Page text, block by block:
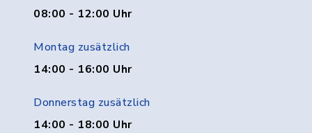
08:00 - 12:00 Uhr
Montag zusätzlich
14:00 - 16:00 Uhr
Donnerstag zusätzlich
14:00 - 18:00 Uhr